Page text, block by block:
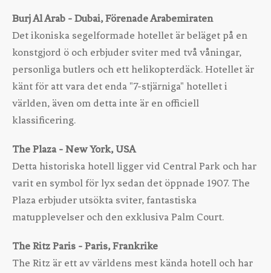
Burj Al Arab - Dubai, Förenade Arabemiraten
Det ikoniska segelformade hotellet är beläget på en
konstgjord ö och erbjuder sviter med två våningar,
personliga butlers och ett helikopterdäck. Hotellet är
känt för att vara det enda "7-stjärniga" hotellet i
världen, även om detta inte är en officiell
klassificering.
The Plaza - New York, USA
Detta historiska hotell ligger vid Central Park och har
varit en symbol för lyx sedan det öppnade 1907. The
Plaza erbjuder utsökta sviter, fantastiska
matupplevelser och den exklusiva Palm Court.
The Ritz Paris - Paris, Frankrike
The Ritz är ett av världens mest kända hotell och har